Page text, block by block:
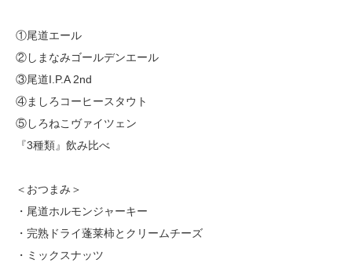
①尾道エール
②しまなみゴールデンエール
③尾道I.P.A 2nd
④ましろコーヒースタウト
⑤しろねこヴァイツェン
『3種類』飲み比べ
＜おつまみ＞
・尾道ホルモンジャーキー
・完熟ドライ蓬莱柿とクリームチーズ
・ミックスナッツ